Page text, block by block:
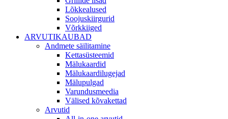
Lõkkealused
Soojuskiirgurid
Võrkkiiged
ARVUTIKAUBAD
Andmete säilitamine
Kettasüsteemid
Mälukaardid
Mälukaardilugejad
Mälupulgad
Varundusmeedia
Välised kõvakettad
Arvutid